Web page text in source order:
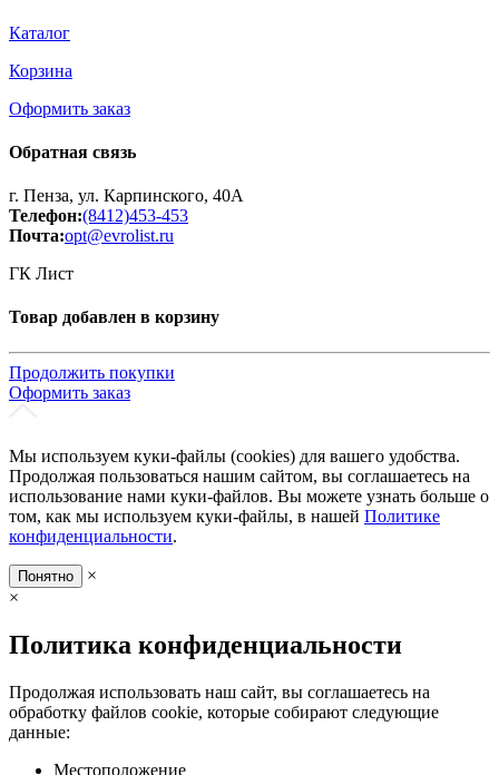
Каталог
Корзина
Оформить заказ
Обратная связь
г. Пенза, ул. Карпинского, 40А
Телефон:(8412)453-453
Почта:opt@evrolist.ru
ГК Лист
Товар добавлен в корзину
Продолжить покупки
Оформить заказ
Мы используем куки-файлы (cookies) для вашего удобства.
Продолжая пользоваться нашим сайтом, вы соглашаетесь на
использование нами куки-файлов. Вы можете узнать больше о
том, как мы используем куки-файлы, в нашей Политике
конфиденциальности.
Понятно
×
×
Политика конфиденциальности
Продолжая использовать наш сайт, вы соглашаетесь на
обработку файлов cookie, которые собирают следующие
данные:
Местоположение